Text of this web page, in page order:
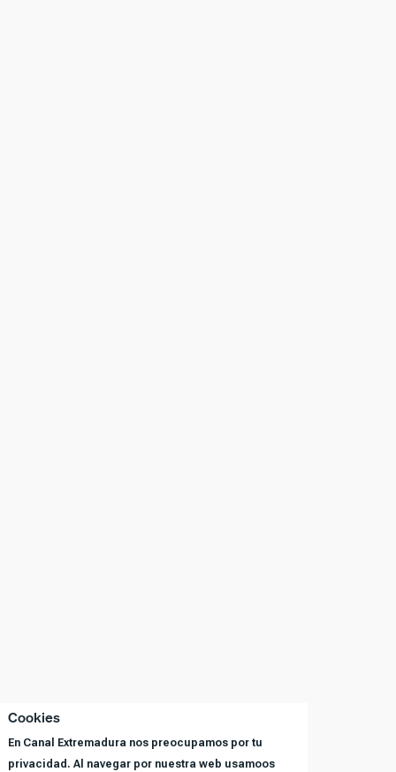
Cookies
En Canal Extremadura nos preocupamos por tu
privacidad. Al navegar por nuestra web usamoos